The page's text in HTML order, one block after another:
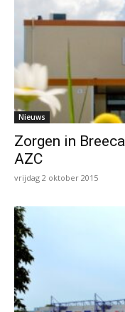
Nieuws
Zorgen in
AZC
vrijdag 2 oktober 2015